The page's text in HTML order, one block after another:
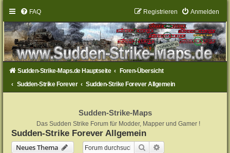
FAQ Anmelden
Registrieren
Sudden-Strike-Maps.de Hauptseite
Foren-Übersicht
Sudden-Strike Forever
Sudden-Strike Forever Allgemein
Sudden-Strike-Maps
Das Sudden Strike Forum für Modder, Mapper und Gamer !
Sudden-Strike Forever Allgemein
Neues Thema
Suche